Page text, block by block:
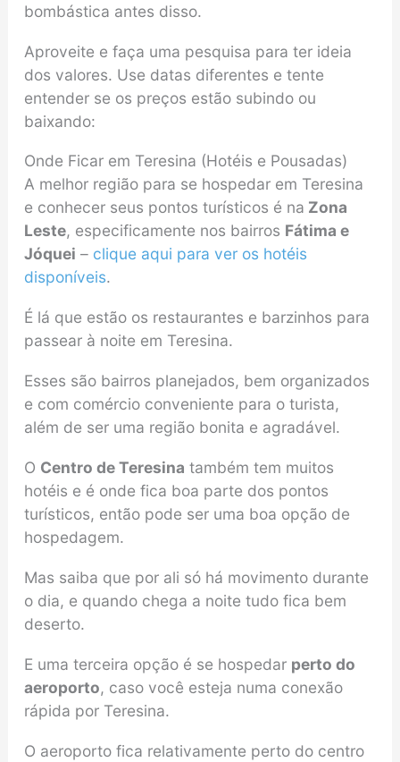
bombástica antes disso.
Aproveite e faça uma pesquisa para ter ideia
dos valores. Use datas diferentes e tente
entender se os preços estão subindo ou
baixando:
Onde Ficar em Teresina (Hotéis e Pousadas)
A melhor região para se hospedar em Teresina
e conhecer seus pontos turísticos é na Zona
Leste, especificamente nos bairros Fátima e
Jóquei – clique aqui para ver os hotéis
disponíveis.
É lá que estão os restaurantes e barzinhos para
passear à noite em Teresina.
Esses são bairros planejados, bem organizados
e com comércio conveniente para o turista,
além de ser uma região bonita e agradável.
O Centro de Teresina também tem muitos
hotéis e é onde fica boa parte dos pontos
turísticos, então pode ser uma boa opção de
hospedagem.
Mas saiba que por ali só há movimento durante
o dia, e quando chega a noite tudo fica bem
deserto.
E uma terceira opção é se hospedar perto do
aeroporto, caso você esteja numa conexão
rápida por Teresina.
O aeroporto fica relativamente perto do centro